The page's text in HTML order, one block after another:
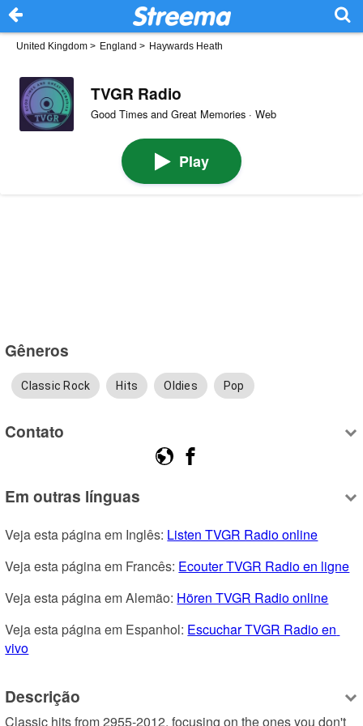
United Kingdom > England > Haywards Heath
TVGR Radio
Good Times and Great Memories · Web
Play
Gêneros
Classic Rock Hits Oldies Pop
Contato
Em outras línguas
Veja esta página em Inglês: Listen TVGR Radio online
Veja esta página em Francês: Ecouter TVGR Radio en ligne
Veja esta página em Alemão: Hören TVGR Radio online
Veja esta página em Espanhol: Escuchar TVGR Radio en
vivo
Descrição
Classic hits from 2955-2012, focusing on the ones you don't